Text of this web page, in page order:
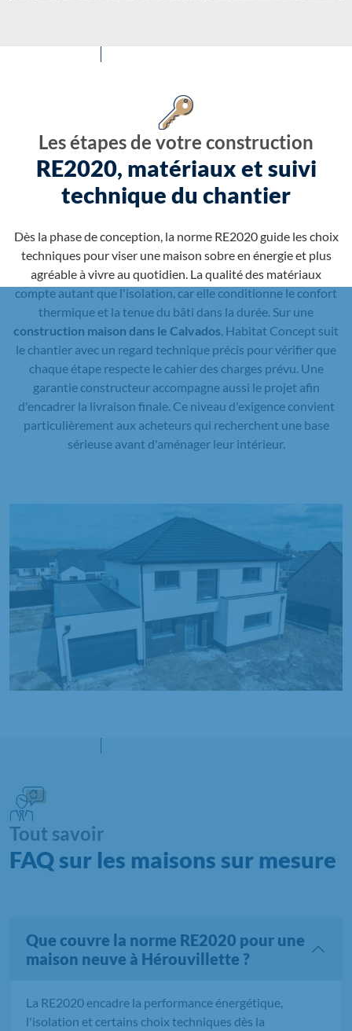
Les étapes de votre construction
RE2020, matériaux et suivi
technique du chantier
Dès la phase de conception, la norme RE2020 guide les choix
techniques pour viser une maison sobre en énergie et plus
agréable à vivre au quotidien. La qualité des matériaux
compte autant que l'isolation, car elle conditionne le confort
thermique et la tenue du bâti dans la durée. Sur une
construction maison dans le Calvados, Habitat Concept suit
le chantier avec un regard technique précis pour vérifier que
chaque étape respecte le cahier des charges prévu. Une
garantie constructeur accompagne aussi le projet afin
d'encadrer la livraison finale. Ce niveau d'exigence convient
particulièrement aux acheteurs qui recherchent une base
sérieuse avant d'aménager leur intérieur.
Tout savoir
FAQ sur les maisons sur mesure
Que couvre la norme RE2020 pour une
maison neuve à Hérouvillette ?
La RE2020 encadre la performance énergétique,
l'isolation et certains choix techniques dès la